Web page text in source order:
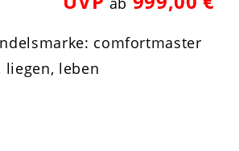
comfortmaster
liegen, leben